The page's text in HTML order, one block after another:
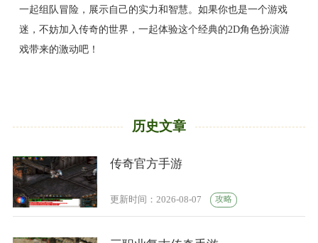
一起组队冒险，展示自己的实力和智慧。如果你也是一个游戏
迷，不妨加入传奇的世界，一起体验这个经典的2D角色扮演游
戏带来的激动吧！
历史文章
传奇官方手游
更新时间：2026-08-07 攻略